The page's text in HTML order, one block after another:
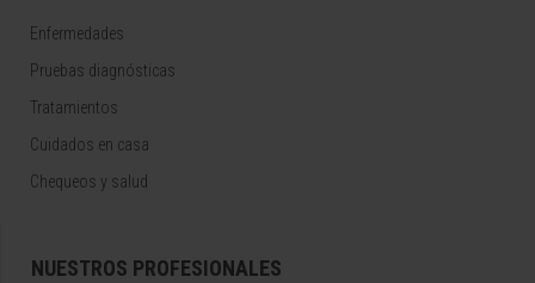
Enfermedades
Pruebas diagnósticas
Tratamientos
Cuidados en casa
Chequeos y salud
NUESTROS PROFESIONALES